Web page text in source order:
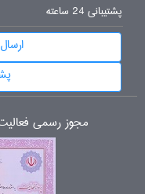
پشتیبانی 24 ساعته
مجوز رسمی